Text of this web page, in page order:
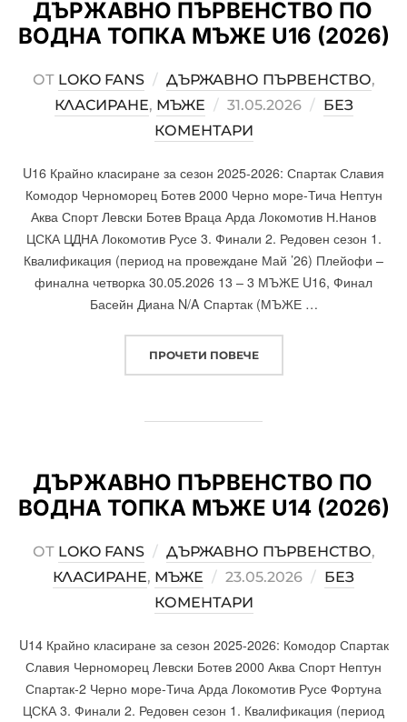
ДЪРЖАВНО ПЪРВЕНСТВО ПО
ВОДНА ТОПКА МЪЖЕ U16 (2026)
ОТ LOKO FANS ДЪРЖАВНО ПЪРВЕНСТВО,
КЛАСИРАНЕ, МЪЖЕ
POSTED
ON
31.05.2026
БЕЗ
КОМЕНТАРИ
U16 Крайно класиране за сезон 2025-2026: Спартак Славия
Комодор Черноморец Ботев 2000 Черно море-Тича Нептун
Аква Спорт Левски Ботев Враца Арда Локомотив Н.Нанов
ЦСКА ЦДНА Локомотив Русе 3. Финали 2. Редовен сезон 1.
Квалификация (период на провеждане Май ’26) Плейофи –
финална четворка 30.05.2026 13 – 3 МЪЖЕ U16, Финал
Басейн Диана N/A Спартак (МЪЖЕ …
ПРОЧЕТИ ПОВЕЧЕ„ДЪРЖАВНО
ДЪРЖАВНО ПЪРВЕНСТВО ПО
ВОДНА ТОПКА МЪЖЕ U14 (2026)
ОТ LOKO FANS ДЪРЖАВНО ПЪРВЕНСТВО,
КЛАСИРАНЕ, МЪЖЕ
POSTED
ON
23.05.2026
БЕЗ
КОМЕНТАРИ
U14 Крайно класиране за сезон 2025-2026: Комодор Спартак
Славия Черноморец Левски Ботев 2000 Аква Спорт Нептун
Спартак-2 Черно море-Тича Арда Локомотив Русе Фортуна
ЦСКА 3. Финали 2. Редовен сезон 1. Квалификация (период